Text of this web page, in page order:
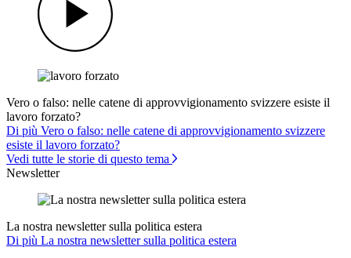
Vero o falso: nelle catene di approvvigionamento svizzere esiste il
lavoro forzato?
Di più Vero o falso: nelle catene di approvvigionamento svizzere
esiste il lavoro forzato?
Vedi tutte le storie di questo tema
Newsletter
La nostra newsletter sulla politica estera
Di più La nostra newsletter sulla politica estera